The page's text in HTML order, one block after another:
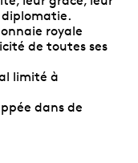
diplomatie.
royale
de toutes ses
limité à
dans de